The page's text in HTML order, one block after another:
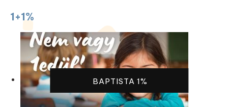
1+1%
BAPTISTA 1%